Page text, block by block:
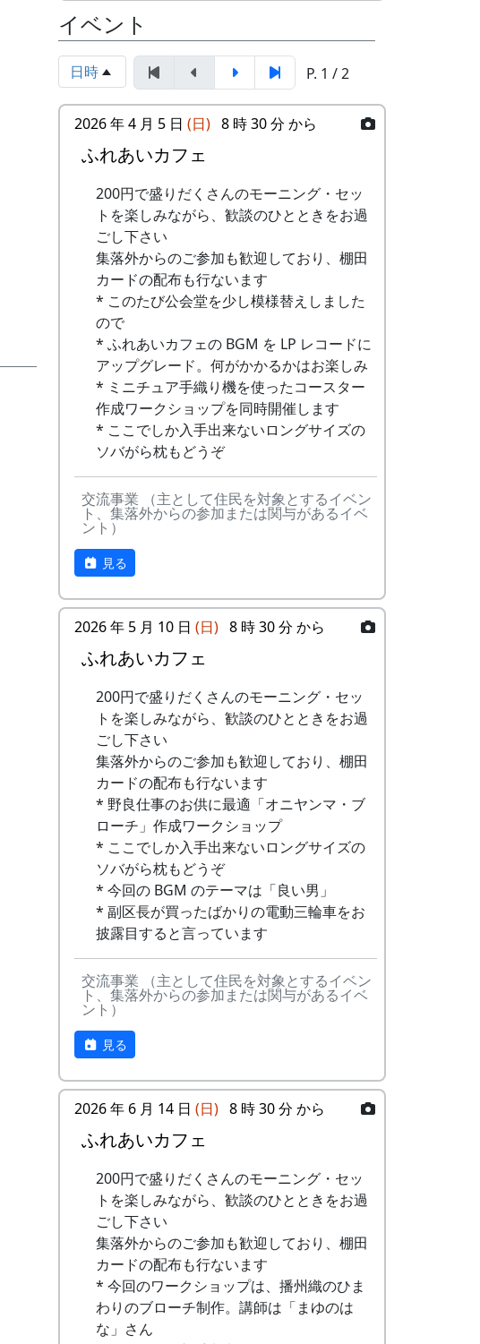
約二週間にわたって送風だけで乾燥させて
きた蕎麦の実を選別して出荷する作業を行
った。
スレッシャで脱穀して乾燥機に入れた蕎麦
の実は、蕎麦の茎や雑草がいっぱい混じっ
ている。
そういう大きなゴミを、最初に手作業で篩
(ふるい)にかけて取り除く。そして、唐箕
(とうみ)にかけて、細かいゴミや入りの悪
い実を風で吹き飛ばす。最後に、選別機に
かけて砂や小石を取り除き、計量して袋に
詰める。
写真では、一番手前に選別機が見える。こ
れは、かつて米の選別に使われていたもの
だ。二重胴になっていて、中のドラムがモ
ーターで回転する。
別に使われていたものだが、もっと古いも
ので、手で羽根を回して風を起すものだ。
モーターで回すように改造してある。
中では、数人が篩を持って手作業で荒選別
をしている。
埃(ほこり)が舞い立つので、マスクをして
いないと、鼻の中が真っ黒けになる。
作業は明日の日曜日に予定されていたのだ
になった。
11人だった。
上に書いたように、流れ作業なので、みん
なが一斉に休まないと休憩を取ることが出
に休憩をしていた。最初に唐箕の回し手が
音を上げるのだ。しかし、モーターは疲れ
ないので、なかなか休憩にならない。
おかげで、ずいぶんと疲れたけれど、仕事
は捗って、午前中で選別袋詰めの作業が済
んでしまった。
みんなでハーモニー・パークに行って、チ
キン・カツ定食の昼御飯を食べた。
イベント
日時 P. 1 / 2
2026 年 4 月 5 日 (日) 8 時 30 分 から
ふれあいカフェ
200円で盛りだくさんのモーニング・セッ
トを楽しみながら、歓談のひとときをお過
ごし下さい
集落外からのご参加も歓迎しており、棚田
カードの配布も行ないます
* このたび公会堂を少し模様替えしました
ので
* ふれあいカフェの BGM を LP レコードに
アップグレード。何がかかるかはお楽しみ
* ミニチュア手織り機を使ったコースター
作成ワークショップを同時開催します
* ここでしか入手出来ないロングサイズの
ソバがら枕もどうぞ
交流事業 （主として住民を対象とするイベン
ト、集落外からの参加または関与があるイベ
ント）
見る
2026 年 5 月 10 日 (日) 8 時 30 分 から
ふれあいカフェ
200円で盛りだくさんのモーニング・セッ
トを楽しみながら、歓談のひとときをお過
ごし下さい
集落外からのご参加も歓迎しており、棚田
カードの配布も行ないます
* 野良仕事のお供に最適「オニヤンマ・ブ
ローチ」作成ワークショップ
* ここでしか入手出来ないロングサイズの
ソバがら枕もどうぞ
* 今回の BGM のテーマは「良い男」
* 副区長が買ったばかりの電動三輪車をお
披露目すると言っています
交流事業 （主として住民を対象とするイベン
ト、集落外からの参加または関与があるイベ
ント）
見る
2026 年 6 月 14 日 (日) 8 時 30 分 から
ふれあいカフェ
200円で盛りだくさんのモーニング・セッ
トを楽しみながら、歓談のひとときをお過
ごし下さい
集落外からのご参加も歓迎しており、棚田
カードの配布も行ないます
* 今回のワークショップは、播州織のひま
わりのブローチ制作。講師は「まゆのは
な」さん